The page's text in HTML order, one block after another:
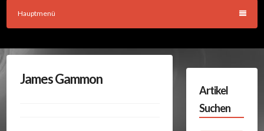
Hauptmenü
James Gammon
Artikel
Suchen